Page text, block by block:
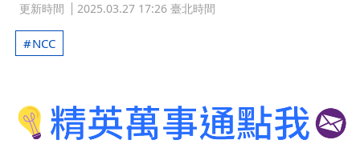
更新時間 2025.03.27 17:26 臺北時間
NCC